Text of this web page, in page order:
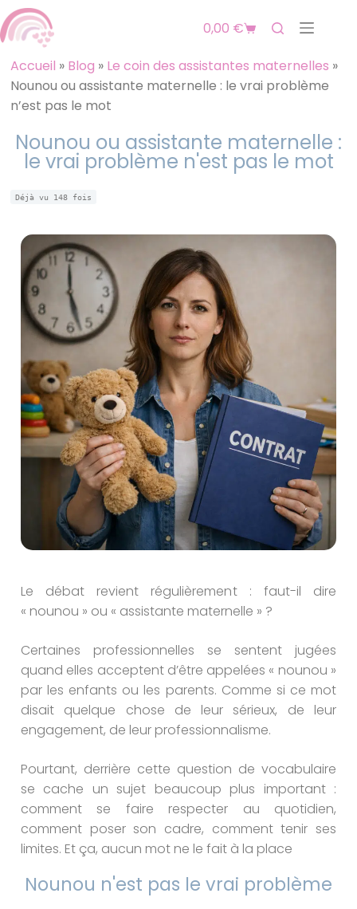
0,00 €
Accueil » Blog » Le coin des assistantes maternelles »
Nounou ou assistante maternelle : le vrai problème
n’est pas le mot
Nounou ou assistante maternelle :
le vrai problème n'est pas le mot
Déjà vu 148 fois
Le débat revient régulièrement : faut-il dire
« nounou » ou « assistante maternelle » ?
Certaines professionnelles se sentent jugées
quand elles acceptent d’être appelées « nounou »
par les enfants ou les parents. Comme si ce mot
disait quelque chose de leur sérieux, de leur
engagement, de leur professionnalisme.
Pourtant, derrière cette question de vocabulaire
se cache un sujet beaucoup plus important :
comment se faire respecter au quotidien,
comment poser son cadre, comment tenir ses
limites. Et ça, aucun mot ne le fait à la place
Nounou n'est pas le vrai problème